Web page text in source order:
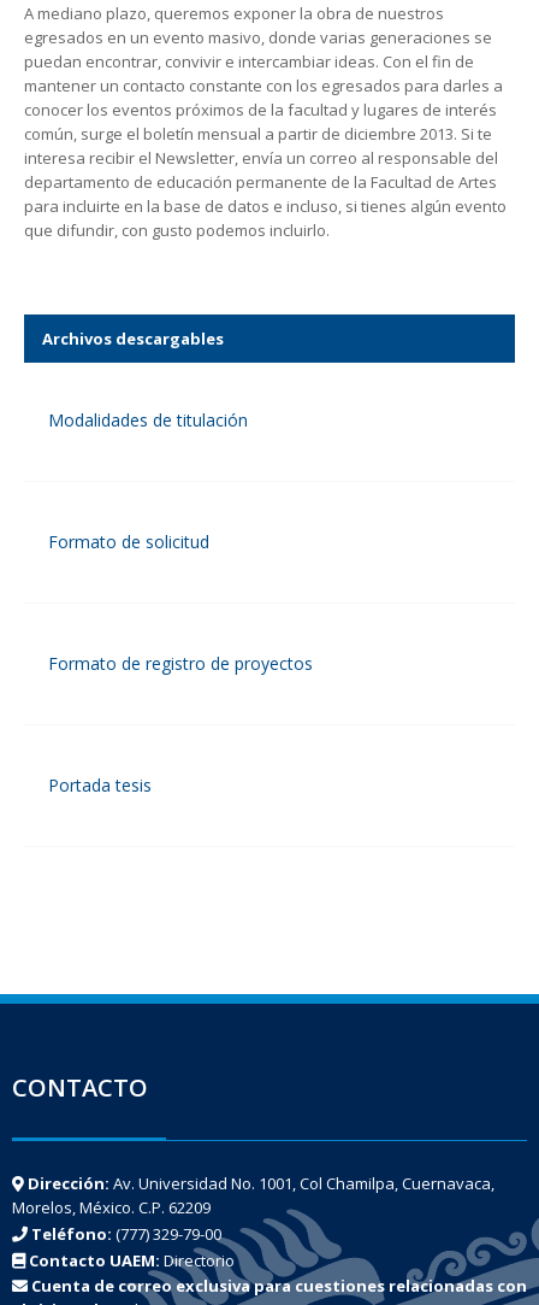
A mediano plazo, queremos exponer la obra de nuestros
egresados en un evento masivo, donde varias generaciones se
puedan encontrar, convivir e intercambiar ideas. Con el fin de
mantener un contacto constante con los egresados para darles a
conocer los eventos próximos de la facultad y lugares de interés
común, surge el boletín mensual a partir de diciembre 2013. Si te
interesa recibir el Newsletter, envía un correo al responsable del
departamento de educación permanente de la Facultad de Artes
para incluirte en la base de datos e incluso, si tienes algún evento
que difundir, con gusto podemos incluirlo.
Archivos descargables
Modalidades de titulación
Formato de solicitud
Formato de registro de proyectos
Portada tesis
CONTACTO
Dirección: Av. Universidad No. 1001, Col Chamilpa, Cuernavaca,
Morelos, México. C.P. 62209
Teléfono: (777) 329-79-00
Contacto UAEM: Directorio
Cuenta de correo exclusiva para cuestiones relacionadas con